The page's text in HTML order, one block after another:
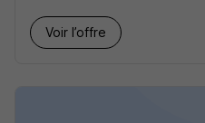
Voir l’offre